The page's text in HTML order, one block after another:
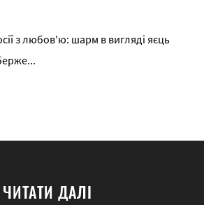
з любов'ю: шарм в вигляді яєць
ЧИТАТИ ДАЛІ